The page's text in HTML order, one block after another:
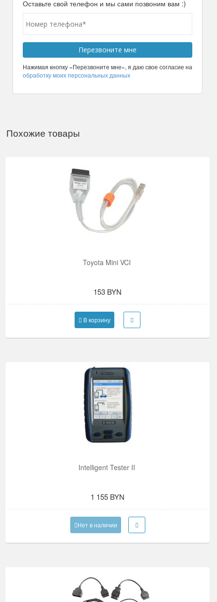
Оставьте свой телефон и мы сами позвоним вам :)
Нажимая кнопку «Перезвоните мне», я даю свое согласие на
обработку моих персональных данных
Похожие товары
Toyota Mini VCI
153 BYN
В корзину
Intelligent Tester II
1 155 BYN
Нет в наличии